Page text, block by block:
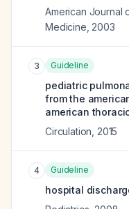
American Journal
Medicine 2003
3 Guideline
pediatric
from the
american
Circulation 2015
4 Guideline
hospital